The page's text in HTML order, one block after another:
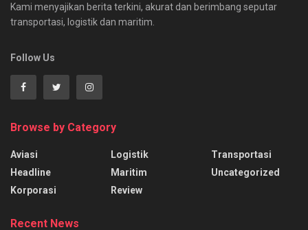
Kami menyajikan berita terkini, akurat dan berimbang seputar
transportasi, logistik dan maritim.
Follow Us
Browse by Category
Aviasi
Headline
Korporasi
Logistik
Maritim
Review
Transportasi
Uncategorized
Recent News